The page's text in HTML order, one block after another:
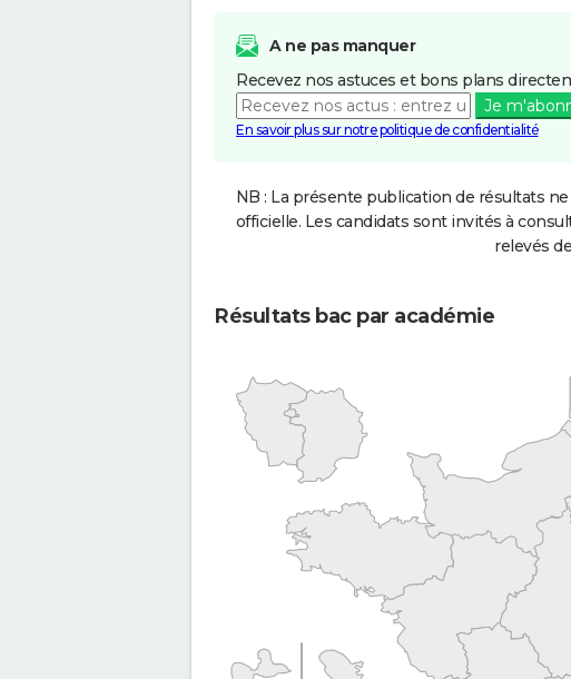
A ne pas manquer
Recevez nos astuces et bons plans
Je
En savoir plus sur notre politique de confidentialité
NB : La présente publication de résultats
officielle. Les candidats sont invités à
relevés
Résultats bac par académie